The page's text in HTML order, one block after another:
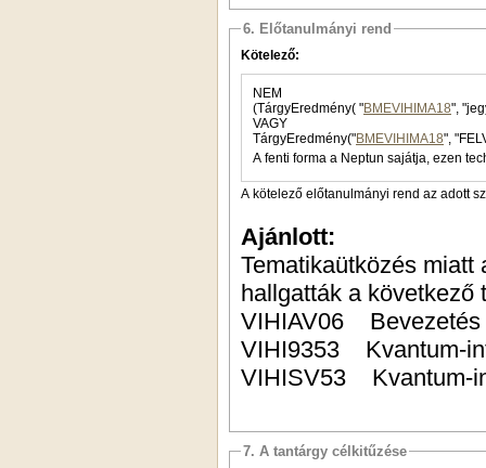
6. Előtanulmányi rend
Kötelező:
NEM
(TárgyEredmény( "BMEVIHIMA18
VAGY
TárgyEredmény("BMEVIHIMA18",
A fenti forma a Neptun sajátja, ezen
A kötelező előtanulmányi rend az adott
Ajánlott:
Tematikaütközés miatt
hallgatták a következő
VIHIAV06 Bevezetés
VIHI9353 Kvantum-
VIHISV53 Kvantum-
7. A tantárgy célkitűzése